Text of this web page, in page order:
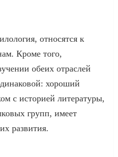
относятся к
Кроме того,
обеих отраслей
хороший
с историей литературы,
групп, имеет
развития.